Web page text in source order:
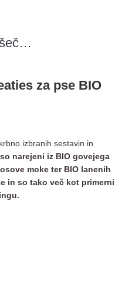
za pse BIO
izbranih sestavin in
narejeni iz BIO govejega
moke ter BIO lanenih
in so tako več kot primerni